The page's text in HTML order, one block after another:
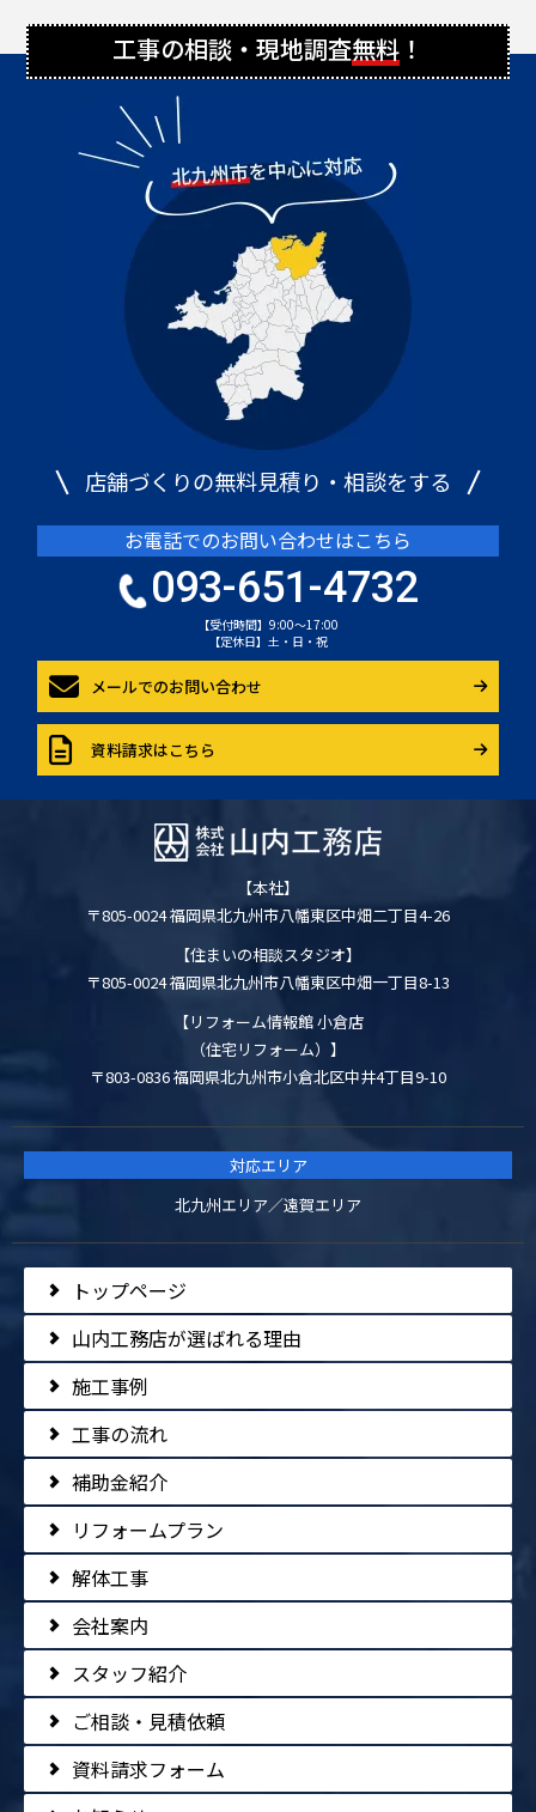
工事の相談・現地調査無料 ！
店舗づくりの無料見積り・相談をする
お電話でのお問い合わせはこちら
093-651-4732
【受付時間】9:00～17:00
【定休日】土・日・祝
メールでのお問い合わせ
資料請求はこちら
【本社】
〒805-0024 福岡県北九州市八幡東区中畑二丁目4-26
【住まいの相談スタジオ】
〒805-0024 福岡県北九州市八幡東区中畑一丁目8-13
【リフォーム情報館 小倉店
（住宅リフォーム）】
〒803-0836 福岡県北九州市小倉北区中井4丁目9-10
対応エリア
北九州エリア／遠賀エリア
トップページ
山内工務店が選ばれる理由
施工事例
工事の流れ
補助金紹介
リフォームプラン
解体工事
会社案内
スタッフ紹介
ご相談・見積依頼
資料請求フォーム